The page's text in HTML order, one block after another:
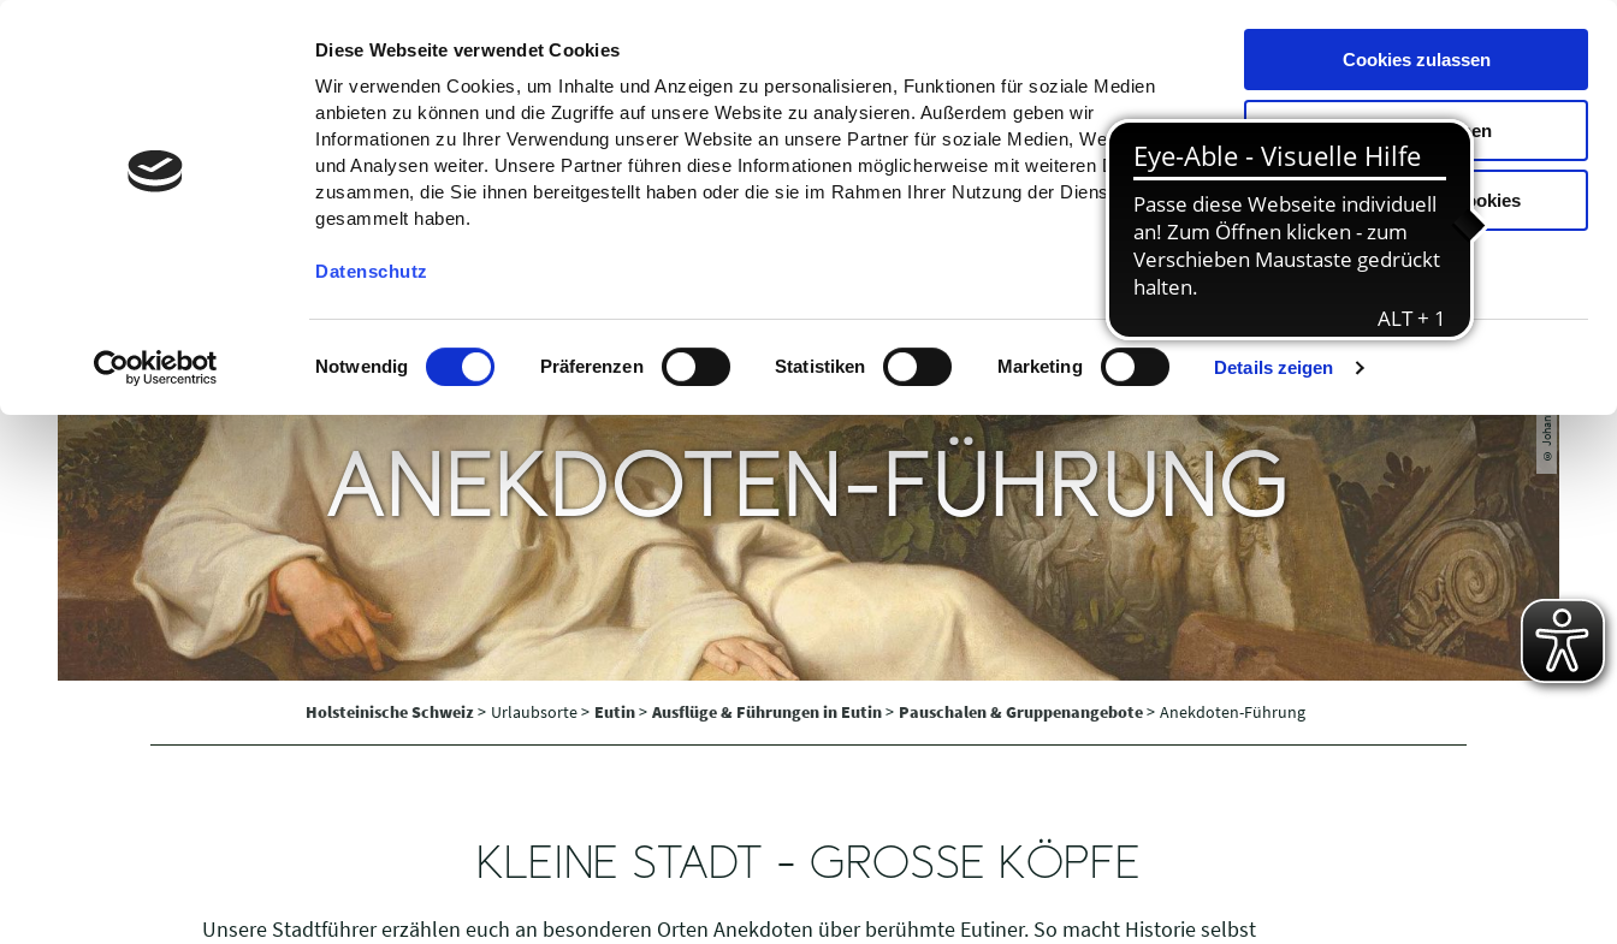
Diese Webseite verwendet Cookies
Wir verwenden Cookies, um Inhalte und Anzeigen zu personalisieren, Funktionen für soziale Medien
anbieten zu können und die Zugriffe auf unsere Website zu analysieren. Außerdem geben wir
Informationen zu Ihrer Verwendung unserer Website an unsere Partner für soziale Medien, Werbung
und Analysen weiter. Unsere Partner führen diese Informationen möglicherweise mit weiteren Daten
zusammen, die Sie ihnen bereitgestellt haben oder die sie im Rahmen Ihrer Nutzung der Dienste
gesammelt haben.
Datenschutz
i
w
l
i
g
n
g
Notwendig Präferenzen Statistiken Marketing Details zeigen
Cookies zulassen
Auswahl erlauben
Nur notwendige Cookies
Erlebnisse Buchen
© Johann Heinrich Wilhelm Tischbein
ANEKDOTEN-FÜHRUNG
Holsteinische Schweiz> Urlaubsorte > Eutin> Ausflüge & Führungen in Eutin> Pauschalen & Gruppenangebote> Anekdoten-Führung
KLEINE STADT - GROSSE KÖPFE
Unsere Stadtführer erzählen euch an besonderen Orten Anekdoten über berühmte Eutiner. So macht Historie selbst